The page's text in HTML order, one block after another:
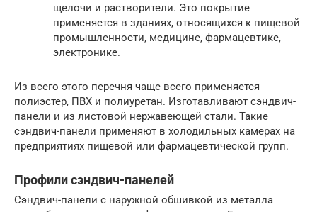
щелочи и растворители. Это покрытие
применяется в зданиях, относящихся к пищевой
промышленности, медицине, фармацевтике,
электронике.
Из всего этого перечня чаще всего применяется
полиэстер, ПВХ и полиуретан. Изготавливают сэндвич-
панели и из листовой нержавеющей стали. Такие
сэндвич-панели применяют в холодильных камерах на
предприятиях пищевой или фармацевтической групп.
Профили сэндвич-панелей
Сэндвич-панели с наружной обшивкой из металла